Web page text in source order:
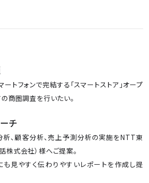
トフォンで完結する「スマートストア」オープ
商圏調査を行いたい。
チ
、顧客分析、売上予測分析の実施をNTT東
株式会社）様へご提案。
見やすく伝わりやすいレポートを作成し提